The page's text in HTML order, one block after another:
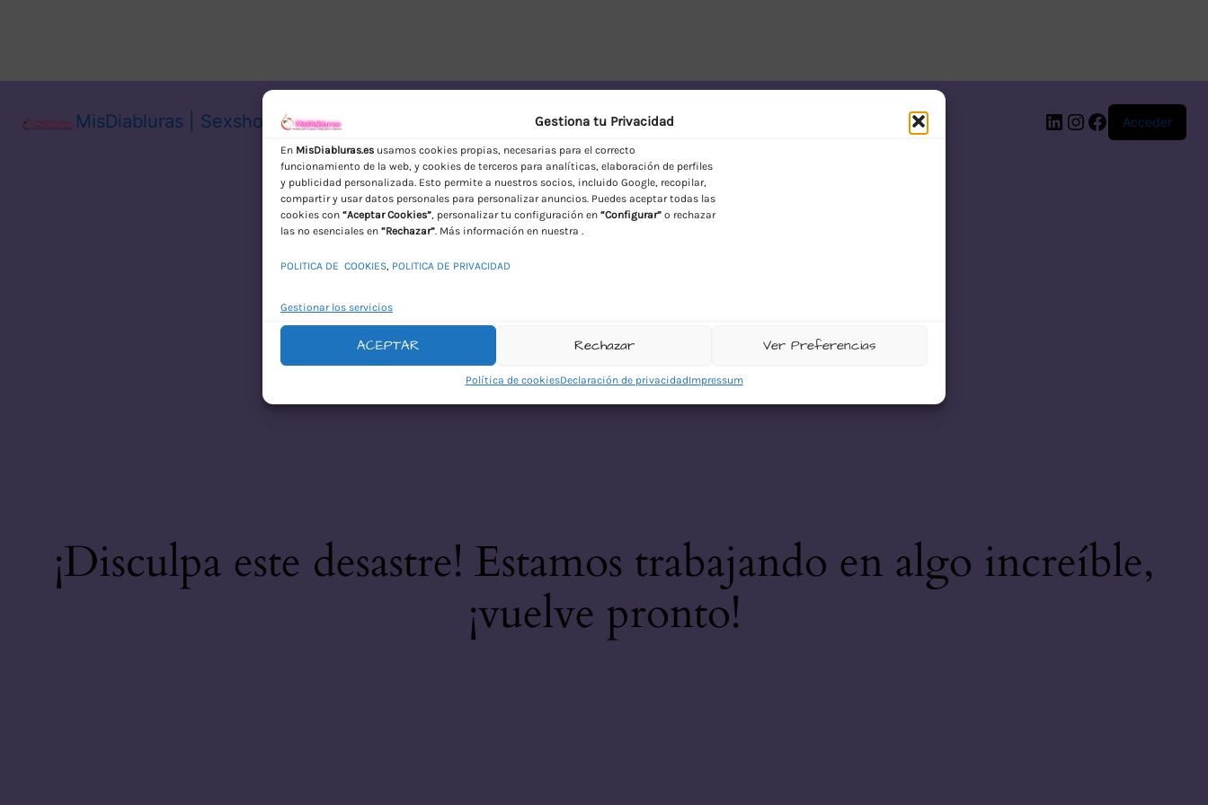
Gestiona tu Privacidad
En MisDiabluras.es usamos cookies propias, necesarias para el correcto
funcionamiento de la web, y cookies de terceros para analíticas, elaboración de perfiles
y publicidad personalizada. Esto permite a nuestros socios, incluido Google, recopilar,
compartir y usar datos personales para personalizar anuncios. Puedes aceptar todas las
cookies con “Aceptar Cookies”, personalizar tu configuración en “Configurar” o rechazar
las no esenciales en “Rechazar”. Más información en nuestra .
POLITICA DE COOKIES, POLITICA DE PRIVACIDAD
Gestionar los servicios
ACEPTAR Rechazar Ver Preferencias
Política de cookiesDeclaración de privacidadImpressum
MisDiabluras | Sexshop Online con Envío Discreto en España
LinkedIn
Instagram
Facebook
Acceder
¡Disculpa este desastre! Estamos trabajando en algo increíble,
¡vuelve pronto!